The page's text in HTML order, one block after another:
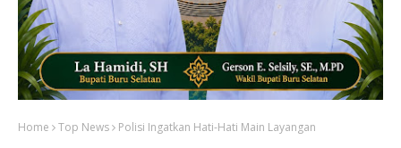
Home Top News Polisi Ingatkan Hati-Hati Main Layangan